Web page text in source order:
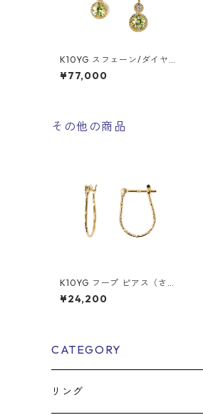
K10YG スフェーン/ダイヤモ
ンド（0.04ct） ピアス
¥77,000
その他の商品
K10YG フープ ピアス（さざ
波）
¥24,200
CATEGORY
リング